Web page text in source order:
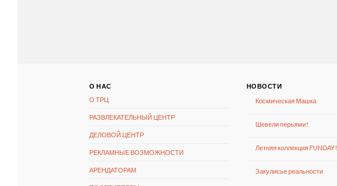
О НАС
О ТРЦ
РАЗВЛЕКАТЕЛЬНЫЙ ЦЕНТР
ДЕЛОВОЙ ЦЕНТР
РЕКЛАМНЫЕ ВОЗМОЖНОСТИ
АРЕНДАТОРАМ
НОВОСТИ
Космическая Машка
Шевели перьями!
Летняя коллекция FUNDAY!
Закулисье реальности